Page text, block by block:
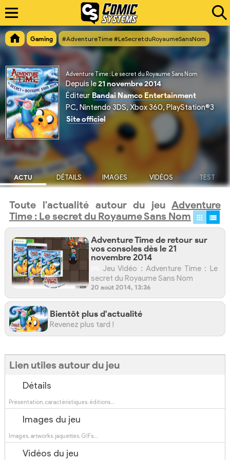
Gaming #AdventureTime #LeSecretduRoyaumeSansNom
Adventure Time : Le secret du Royaume Sans Nom
Depuis le21 novembre 2014
Éditeur Bandai Namco Entertainment
PC, Nintendo 3DS, Xbox 360, PlayStation®3
Site officiel
ACTU DÉTAILS IMAGES VIDÉOS TEST
Toute l'actualité autour du jeu Adventure
Time : Le secret du Royaume Sans Nom
Adventure Time de retour sur
vos consoles dès le 21
novembre 2014
Jeu Vidéo : Adventure Time : Le
secret du Royaume Sans Nom
20 août 2014, 13:36
Bientôt plus d'actualité
Revenez plus tard !
Lien utiles autour du jeu
Détails
Présentation, caractéristiques, éditions…
Images du jeu
Images, artworks, jaquettes, GIFs…
Vidéos du jeu